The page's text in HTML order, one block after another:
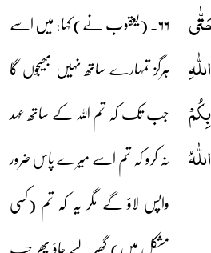
۶۶۔ (یعقوب نے) کہا: میں اسے
ہرگز تمہارے ساتھ نہیں بھیجوں گا
جب تک کہ تم اللہ کے ساتھ عہد
نہ کرو کہ تم اسے میرے پاس ضرور
واپس لاؤ گے مگر یہ کہ تم (کسی